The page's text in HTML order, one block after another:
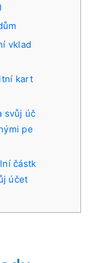
vklad
kart
svůj úč
pe
částk
účet